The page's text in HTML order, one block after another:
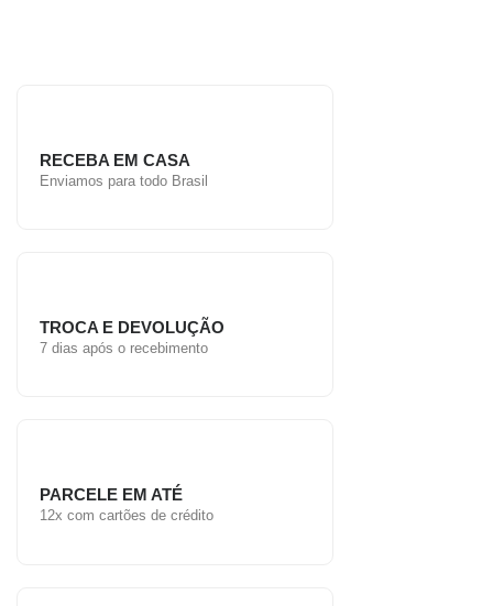
RECEBA EM CASA
Enviamos para todo Brasil
TROCA E DEVOLUÇÃO
7 dias após o recebimento
PARCELE EM ATÉ
12x com cartões de crédito